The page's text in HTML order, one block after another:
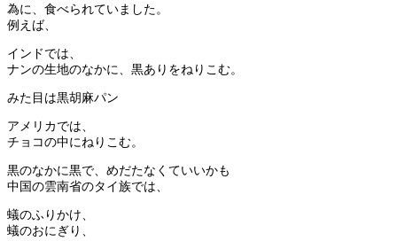
為に、食べられていました。
例えば、
インドでは、
ナンの生地のなかに、黒ありをねりこむ。
みた目は黒胡麻パン
アメリカでは、
チョコの中にねりこむ。
黒のなかに黒で、めだたなくていいかも
中国の雲南省のタイ族では、
蟻のふりかけ、
蟻のおにぎり、